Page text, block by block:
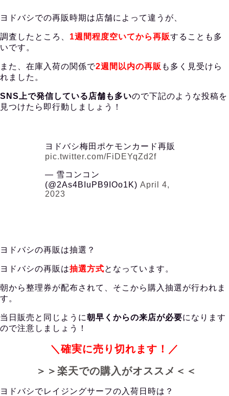
ヨドバシでの再販時期は店舗によって違うが、
調査したところ、 1週間程度空いてから再販することも多
いです。
また、在庫入荷の関係で2週間以内の再販 も多く見受けら
れました。
SNS上で発信している店舗も多いので下記のような投稿を
見つけたら即行動しましょう！
ヨドバシ梅田ポケモンカード再販
pic.twitter.com/FiDEYqZd2f
— 雪コンコン
(@2As4BIuPB9IOo1K) April 4,
2023
ヨドバシの再販は抽選？
ヨドバシの再販は抽選方式となっています。
朝から整理券が配布されて、そこから購入抽選が行われま
す。
当日販売と同じように朝早くからの来店が必要になります
ので注意しましょう！
＼確実に売り切れます！／
＞＞楽天での購入がオススメ＜＜
ヨドバシでレイジングサーフの入荷日時は？